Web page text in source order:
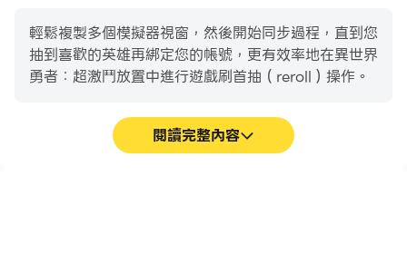
輕鬆複製多個模擬器視窗，然後開始同步過程，直到您
抽到喜歡的英雄再綁定您的帳號，更有效率地在異世界
勇者：超激鬥放置中進行遊戲刷首抽（reroll）操作。
閱讀完整內容